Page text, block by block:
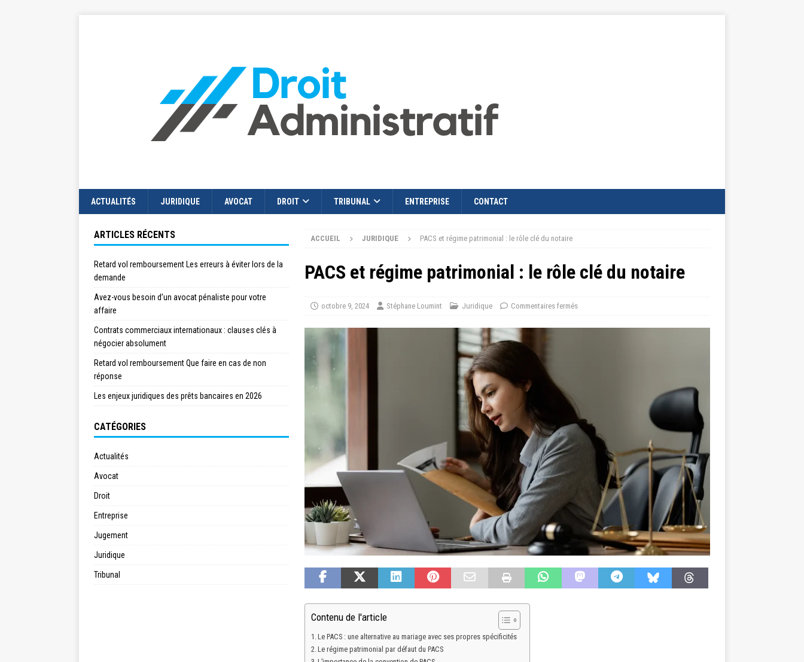
ACTUALITÉS JURIDIQUE AVOCAT DROIT TRIBUNAL ENTREPRISE CONTACT
ACCUEIL JURIDIQUE PACS et régime patrimonial : le rôle clé du notaire
PACS et régime patrimonial : le rôle clé du notaire
octobre 9, 2024 Stéphane Loumint Juridique Commentaires fermés
Contenu de l'article
Le PACS : une alternative au mariage avec ses propres spécificités
Le régime patrimonial par défaut du PACS
ARTICLES RÉCENTS
Retard vol remboursement Les erreurs à éviter lors de la
demande
Avez-vous besoin d’un avocat pénaliste pour votre
affaire
Contrats commerciaux internationaux : clauses clés à
négocier absolument
Retard vol remboursement Que faire en cas de non
réponse
Les enjeux juridiques des prêts bancaires en 2026
CATÉGORIES
Actualités
Avocat
Droit
Entreprise
Jugement
Juridique
Tribunal